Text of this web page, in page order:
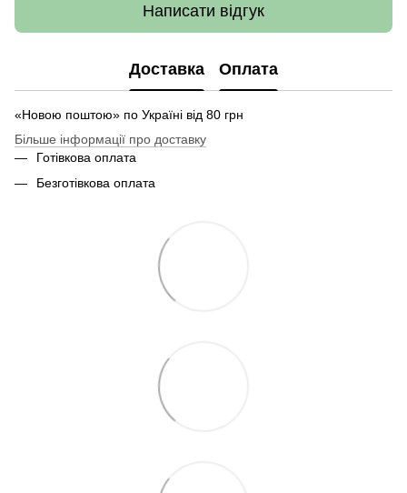
Написати відгук
Доставка Оплата
«Новою поштою» по Україні від 80 грн
Більше інформації про доставку
Готівкова оплата
Безготівкова оплата